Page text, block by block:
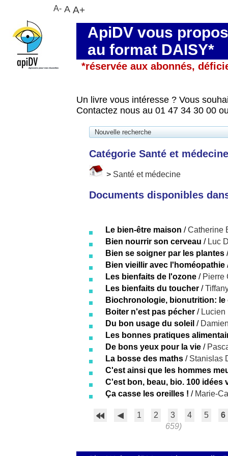
ApiDV vous
au format DAISY*
*réservée aux abonnés,
Un livre vous intéresse ? Vous
Contactez nous au 01 47 34 30 00
Nouvelle recherche
Catégorie Santé et médecine
> Santé et médecine
Documents disponibles
Le bien-être maison /Catherine
Bien nourrir son cerveau / Luc
Bien se soigner par les plantes
Bien vieillir avec l'homéopathie
Les bienfaits de l'ozone / Pierre
Les bienfaits du toucher /
Biochronologie, bionutrition: le
Boiter n'est pas pécher / Lucien
Du bon usage du soleil /
Les bonnes pratiques
De bons yeux pour la vie /
La bosse des maths / Stanislas
C'est ainsi que les hommes
C'est bon, beau, bio. 100 idées
Ça casse les oreilles ! / Marie-
1 2 3 4 5
6
659)
A- A A+